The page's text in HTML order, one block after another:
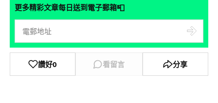
更多精彩文章每日送到電子郵箱📮
讚好0 看留言 分享